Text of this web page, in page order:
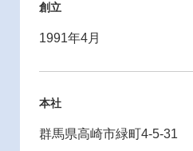
創立
1991年4月
本社
群馬県高崎市緑町4-5-31